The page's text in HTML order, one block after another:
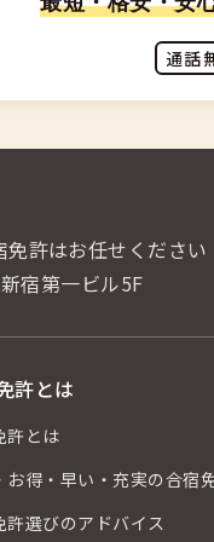
許はお任せください
宿第一ビル5F
許とは
許とは
お得・早い・充実の合宿
許選びのアドバイス